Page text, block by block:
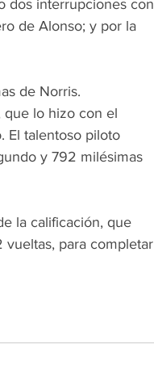
dos interrupciones con
de Alonso; y por la
de Norris.
que lo hizo con el
El talentoso piloto
y 792 milésimas
la calificación, que
vueltas, para completar